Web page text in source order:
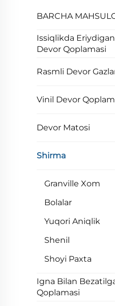
BARCHA
Issiqlikda
Devor Qoplamasi
Rasmli Devor
Vinil Devor
Devor Matosi
Shirma
Granville Xom
Bolalar
Yuqori Aniqlik
Shenil
Shoyi Paxta
Igna Bilan
Qoplamasi